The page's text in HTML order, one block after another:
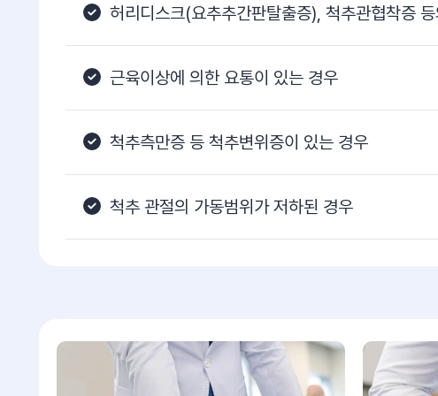
허리디스크(요추추간판탈출증), 척추관협착증
근육이상에 의한 요통이 있는 경우
척추측만증 등 척추변위증이 있는 경우
척추 관절의 가동범위가 저하된 경우